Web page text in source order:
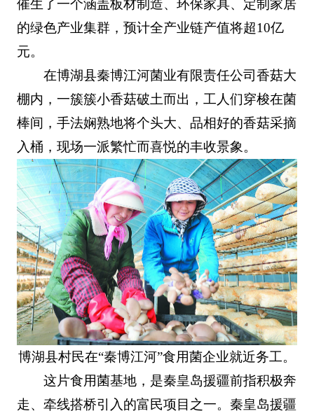
催生了一个涵盖板材制造、环保家具、定制家居
的绿色产业集群，预计全产业链产值将超10亿
元。
在博湖县秦博江河菌业有限责任公司香菇大
棚内，一簇簇小香菇破土而出，工人们穿梭在菌
棒间，手法娴熟地将个头大、品相好的香菇采摘
入桶，现场一派繁忙而喜悦的丰收景象。
博湖县村民在“秦博江河”食用菌企业就近务工。
这片食用菌基地，是秦皇岛援疆前指积极奔
走、牵线搭桥引入的富民项目之一。秦皇岛援疆